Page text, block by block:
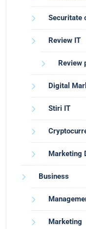
Securitate
Review IT
Review
Digital
Stiri IT
Marketing
Business
Marketing